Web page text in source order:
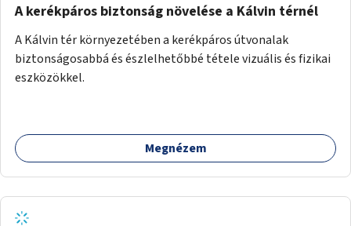
A kerékpáros biztonság növelése a Kálvin térnél
A Kálvin tér környezetében a kerékpáros útvonalak
biztonságosabbá és észlelhetőbbé tétele vizuális és fizikai
eszközökkel.
Megnézem